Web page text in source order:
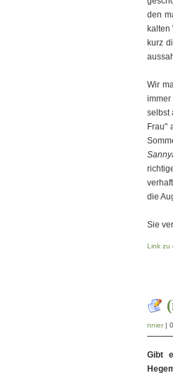
den
kurz
Wir
selbst
Frau"
die
Sie
Link zu
nnier|
Gibt